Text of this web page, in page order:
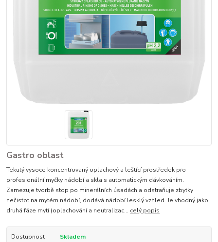
Gastro oblast
Tekutý vysoce koncentrovaný oplachový a leštící prostředek pro
profesionální myčky nádobí a skla s automatickým dávkováním.
Zamezuje tvorbě stop po minerálních úsadách a odstraňuje zbytky
nečistot na mytém nádobí, dodává nádobí lesklý vzhled. Je vhodný jako
druhá fáze mytí (oplachování a neutralizac... celý popis
Dostupnost
Skladem